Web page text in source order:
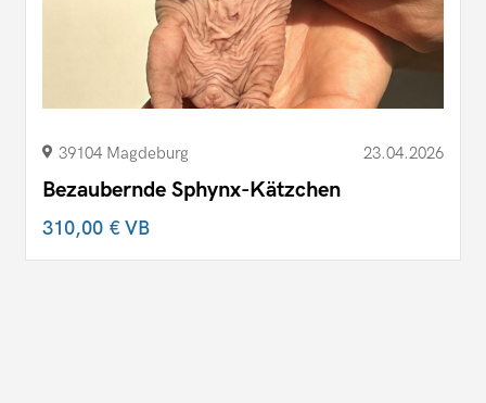
39104 Magdeburg 23.04.2026
Bezaubernde Sphynx-Kätzchen
310,00 €VB